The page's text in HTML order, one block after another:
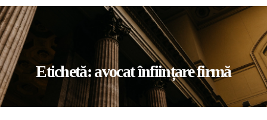
Etichetă:avocat înființare firmă